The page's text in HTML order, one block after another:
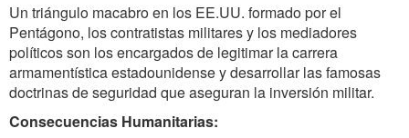
Un triángulo macabro en los EE.UU. formado por el
Pentágono, los contratistas militares y los mediadores
políticos son los encargados de legitimar la carrera
armamentística estadounidense y desarrollar las famosas
doctrinas de seguridad que aseguran la inversión militar.
Consecuencias Humanitarias: